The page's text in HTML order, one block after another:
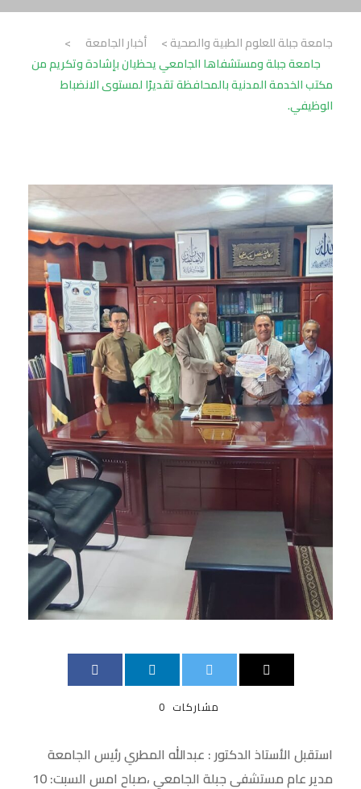
جامعة جبلة للعلوم الطبية والصحية> أخبار الجامعة
>
جامعة جبلة ومستشفاها الجامعي يحظيان بإشادة وتكريم من
مكتب الخدمة المدنية بالمحافظة تقديرًا لمستوى الانضباط
الوظيفي.
0 مشاركات
استقبل الأستاذ الدكتور : عبدالله المطري رئيس الجامعة
مدير عام مستشفى جبلة الجامعي ،صباح امس السبت: 10